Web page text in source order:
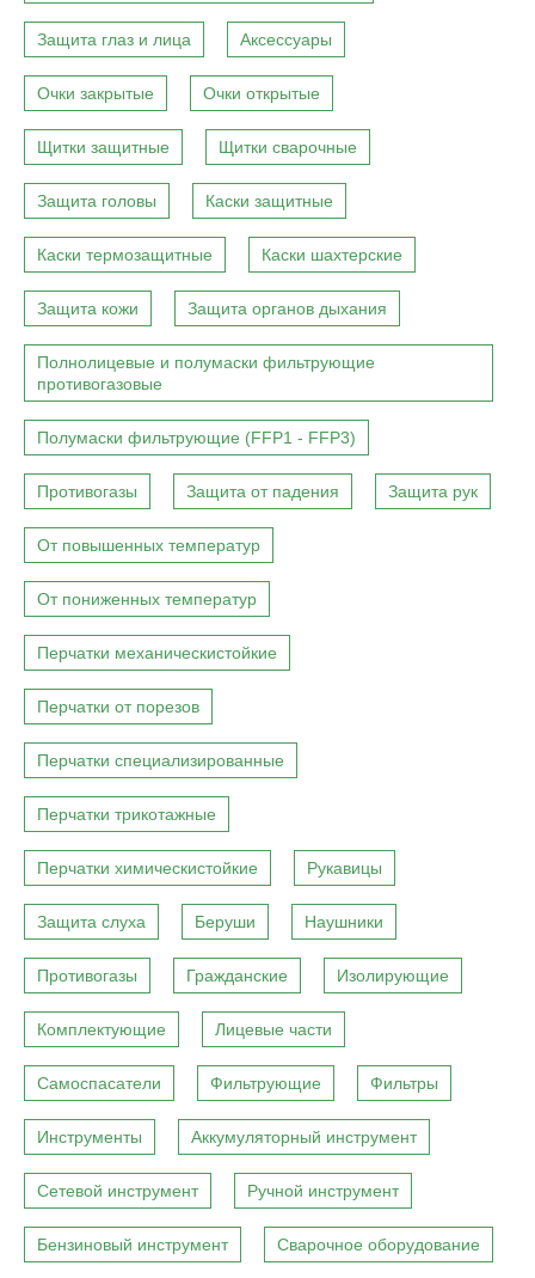
Защита глаз и лица Аксессуары
Очки закрытые Очки открытые
Щитки защитные Щитки сварочные
Защита головы Каски защитные
Каски термозащитные Каски шахтерские
Защита кожи Защита органов дыхания
Полнолицевые и полумаски фильтрующие
противогазовые
Полумаски фильтрующие (FFP1 - FFP3)
Противогазы Защита от падения Защита рук
От повышенных температур
От пониженных температур
Перчатки механическистойкие
Перчатки от порезов
Перчатки специализированные
Перчатки трикотажные
Перчатки химическистойкие Рукавицы
Защита слуха Беруши Наушники
Противогазы Гражданские Изолирующие
Комплектующие Лицевые части
Самоспасатели Фильтрующие Фильтры
Инструменты Аккумуляторный инструмент
Сетевой инструмент Ручной инструмент
Бензиновый инструмент Сварочное оборудование